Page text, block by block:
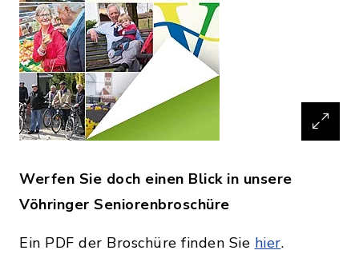
Werfen Sie doch einen Blick in unsere
Vöhringer Seniorenbroschüre
Ein PDF der Broschüre finden Sie hier.